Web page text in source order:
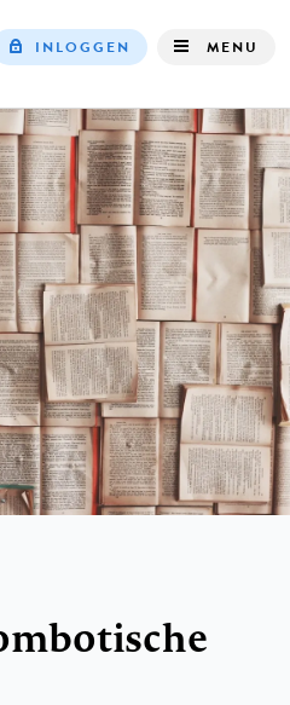
navigation
INLOGGEN MENU